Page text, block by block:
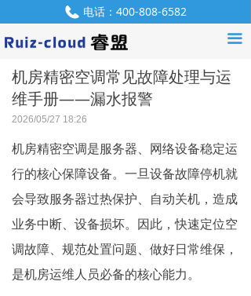
끀
产品中心
解决方案
服务支持
资讯中心
产品咨询
关于我们
联系我们
电话： 400-808-6582
QQ：550952907
机房精密空调常见故障处理与运
维手册——漏水报警
2026/05/27 18:26
机房精密空调是服务器、网络设备稳定运
行的核心保障设备。一旦设备故障停机就
会导致服务器过热保护、自动关机，造成
业务中断、设备损坏。因此，快速定位空
调故障、规范处置问题、做好日常维保，
是机房运维人员必备的核心能力。